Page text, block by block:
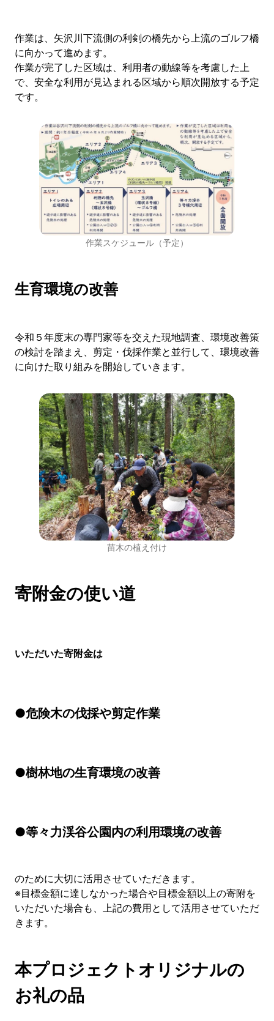
作業は、矢沢川下流側の利剣の橋先から上流のゴルフ橋
に向かって進めます。
作業が完了した区域は、利用者の動線等を考慮した上
で、安全な利用が見込まれる区域から順次開放する予定
です。
作業スケジュール（予定）
生育環境の改善
令和５年度末の専門家等を交えた現地調査、環境改善策
の検討を踏まえ、剪定・伐採作業と並行して、環境改善
に向けた取り組みを開始していきます。
苗木の植え付け
寄附金の使い道
いただいた寄附金は
●危険木の伐採や剪定作業
●樹林地の生育環境の改善
●等々力渓谷公園内の利用環境の改善
のために大切に活用させていただきます。
※目標金額に達しなかった場合や目標金額以上の寄附を
いただいた場合も、上記の費用として活用させていただ
きます。
本プロジェクトオリジナルの
お礼の品